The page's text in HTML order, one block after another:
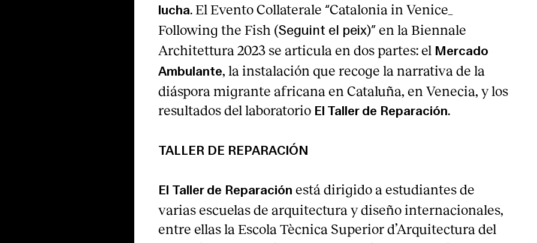
lucha. El Evento Collaterale “Catalonia in Venice_
Following the Fish (Seguint el peix)” en la Biennale
Architettura 2023 se articula en dos partes: el Mercado
Ambulante, la instalación que recoge la narrativa de la
diáspora migrante africana en Cataluña, en Venecia, y los
resultados del laboratorio El Taller de Reparación.
TALLER DE REPARACIÓN
El Taller de Reparación está dirigido a estudiantes de
varias escuelas de arquitectura y diseño internacionales,
entre ellas la Escola Tècnica Superior d’Arquitectura del